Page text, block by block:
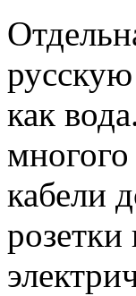
как
кабели